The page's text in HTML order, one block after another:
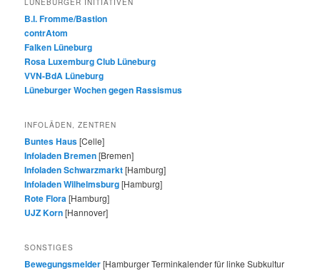
B.I. Fromme/Bastion
contrAtom
Falken Lüneburg
Rosa Luxemburg Club Lüneburg
VVN-BdA Lüneburg
Lüneburger Wochen gegen Rassismus
INFOLÄDEN, ZENTREN
Buntes Haus[Celle]
Infoladen Bremen[Bremen]
Infoladen Schwarzmarkt[Hamburg]
Infoladen Wilhelmsburg[Hamburg]
Rote Flora[Hamburg]
UJZ Korn[Hannover]
SONSTIGES
Bewegungsmelder[Hamburger Terminkalender für linke Subkultur